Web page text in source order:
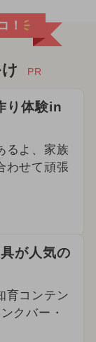
！
PR
り体験in
るよ、家族
わせて頑張
が人気の
育コンテン
クバー・